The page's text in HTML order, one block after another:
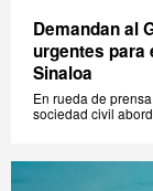
Demandan al
urgentes para
Sinaloa
En rueda de
sociedad civil